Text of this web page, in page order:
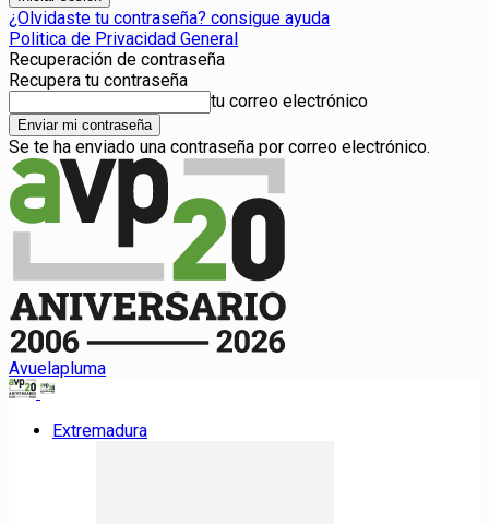
¿Olvidaste tu contraseña? consigue ayuda
Politica de Privacidad General
Recuperación de contraseña
Recupera tu contraseña
tu correo electrónico
Se te ha enviado una contraseña por correo electrónico.
Avuelapluma
Extremadura